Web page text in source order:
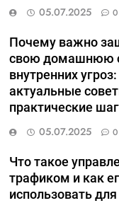
05.07.2025
0
Почему важно
свою домашнюю
внутренних угроз:
актуальные
практические
05.07.2025
0
Что такое
трафиком и как
использовать для